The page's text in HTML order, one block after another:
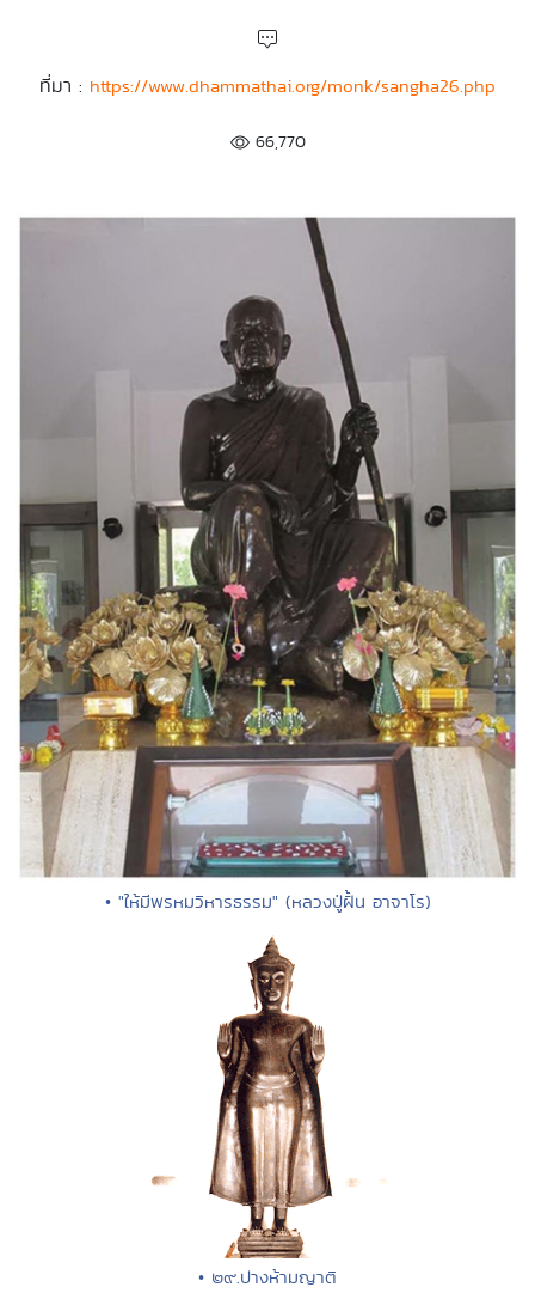
ที่มา : https://www.dhammathai.org/monk/sangha26.php
66,770
• "ให้มีพรหมวิหารธรรม" (หลวงปู่ฝั้น อาจาโร)
• ๒๙.ปางห้ามญาติ